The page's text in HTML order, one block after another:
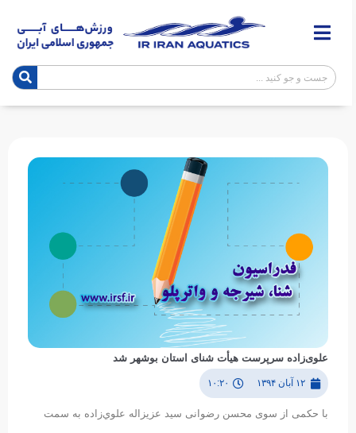
علوی‌زاده سرپرست هیأت شنای استان بوشهر شد
۱۲ آبان ۱۳۹۴ ۱۰:۲۰
با حکمی از سوی محسن رضوانی سيد عزيزاله علوي‌زاده به سمت